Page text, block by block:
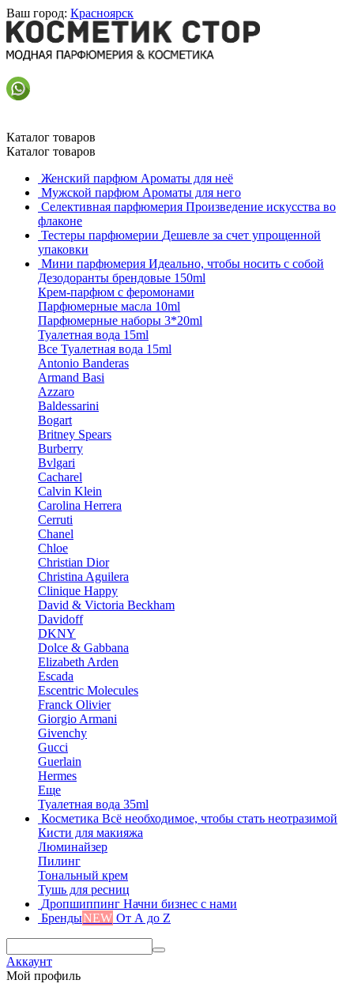
Ваш город: Красноярск
Каталог товаров
Каталог товаров
Женский парфюм Ароматы для неё
Мужской парфюм Ароматы для него
Селективная парфюмерия Произведение искусства во
флаконе
Тестеры парфюмерии Дешевле за счет упрощенной
упаковки
Мини парфюмерия Идеально, чтобы носить с собой
Дезодоранты брендовые 150ml
Крем-парфюм с феромонами
Парфюмерные масла 10ml
Парфюмерные наборы 3*20ml
Туалетная вода 15ml
Все Туалетная вода 15ml
Antonio Banderas
Armand Basi
Azzaro
Baldessarini
Bogart
Britney Spears
Burberry
Bvlgari
Cacharel
Calvin Klein
Carolina Herrera
Cerruti
Chanel
Chloe
Christian Dior
Christina Aguilera
Clinique Happy
David & Victoria Beckham
Davidoff
DKNY
Dolce & Gabbana
Elizabeth Arden
Escada
Escentric Molecules
Franck Olivier
Giorgio Armani
Givenchy
Gucci
Guerlain
Hermes
Еще
Туалетная вода 35ml
Косметика Всё необходимое, чтобы стать неотразимой
Кисти для макияжа
Люминайзер
Пилинг
Тональный крем
Тушь для ресниц
Дропшиппинг Начни бизнес с нами
БрендыNEW От А до Z
Аккаунт
Мой профиль